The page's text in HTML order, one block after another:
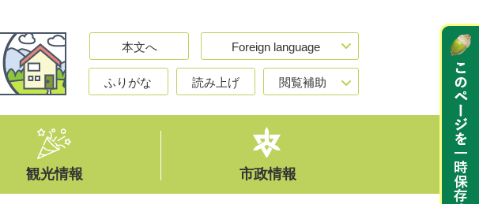
本文へ Foreign language
ふりがな 読み上げ 閲覧補助
観光情報 市政情報